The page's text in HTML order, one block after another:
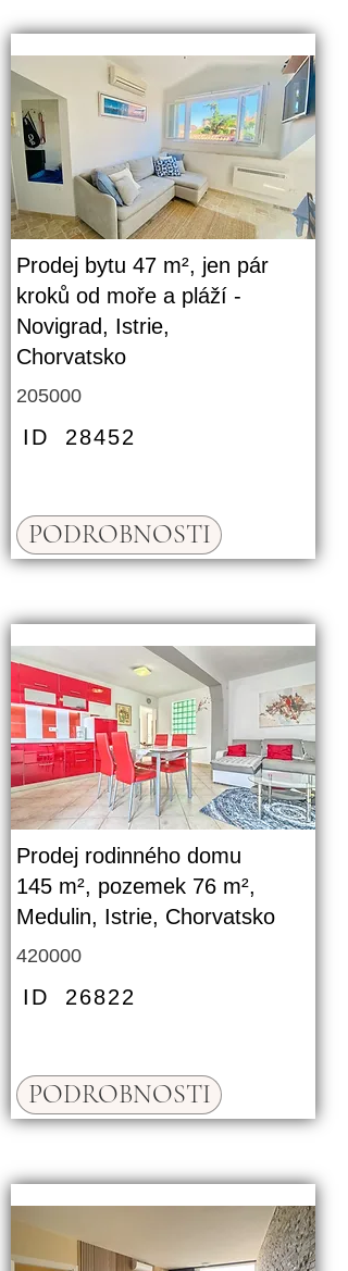
Prodej bytu 47 m², jen pár
kroků od moře a pláží -
Novigrad, Istrie,
Chorvatsko
205000
ID 28452
PODROBNOSTI
Prodej rodinného domu
145 m², pozemek 76 m²,
Medulin, Istrie, Chorvatsko
420000
ID 26822
PODROBNOSTI